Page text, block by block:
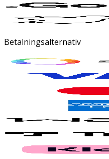
Betalningsalternativ